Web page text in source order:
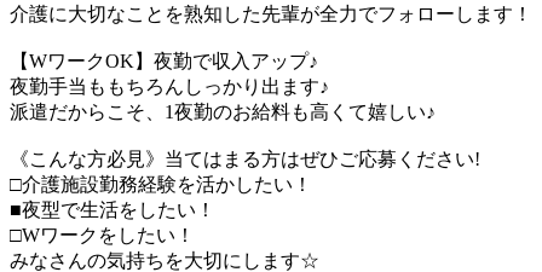
介護に大切なことを熟知した先輩が全力でフォローします！
【WワークOK】夜勤で収入アップ♪
夜勤手当ももちろんしっかり出ます♪
派遣だからこそ、1夜勤のお給料も高くて嬉しい♪
《こんな方必見》当てはまる方はぜひご応募ください!
□介護施設勤務経験を活かしたい！
■夜型で生活をしたい！
□Wワークをしたい！
みなさんの気持ちを大切にします☆